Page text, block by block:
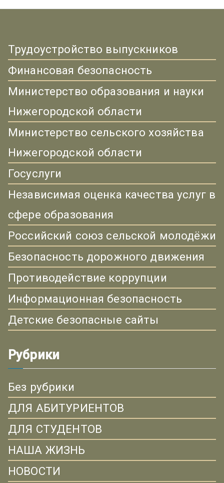
Трудоустройство выпускников
Финансовая безопасность
Министерство образования и науки
Нижегородской области
Министерство сельского хозяйства
Нижегородской области
Госуслуги
Независимая оценка качества услуг в
сфере образования
Российский союз сельской молодёжи
Безопасность дорожного движения
Противодействие коррупции
Информационная безопасность
Детские безопасные сайты
Рубрики
Без рубрики
ДЛЯ АБИТУРИЕНТОВ
ДЛЯ СТУДЕНТОВ
НАША ЖИЗНЬ
НОВОСТИ